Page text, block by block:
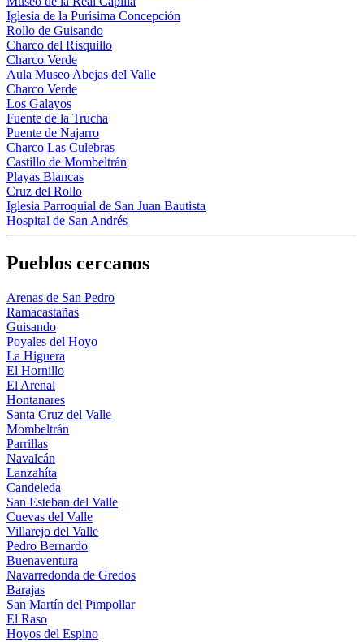
Iglesia de la Purísima Concepción
Rollo de Guisando
Charco del Risquillo
Charco Verde
Aula Museo Abejas del Valle
Charco Verde
Los Galayos
Fuente de la Trucha
Puente de Najarro
Charco Las Culebras
Castillo de Mombeltrán
Playas Blancas
Cruz del Rollo
Iglesia Parroquial de San Juan Bautista
Hospital de San Andrés
Pueblos cercanos
Arenas de San Pedro
Ramacastañas
Guisando
Poyales del Hoyo
La Higuera
El Hornillo
El Arenal
Hontanares
Santa Cruz del Valle
Mombeltrán
Parrillas
Navalcán
Lanzahíta
Candeleda
San Esteban del Valle
Cuevas del Valle
Villarejo del Valle
Pedro Bernardo
Buenaventura
Navarredonda de Gredos
Barajas
San Martín del Pimpollar
El Raso
Hoyos del Espino